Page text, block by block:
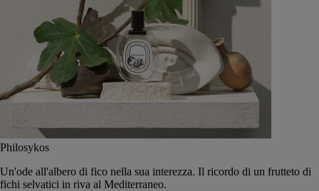
Philosykos
Un'ode all'albero di fico nella sua interezza. Il ricordo di un frutteto di
fichi selvatici in riva al Mediterraneo.